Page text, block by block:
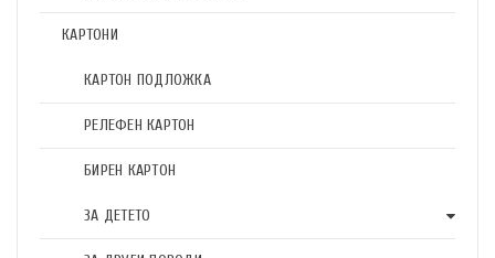
КАРТОНИ
КАРТОН ПОДЛОЖКА
РЕЛЕФЕН КАРТОН
БИРЕН КАРТОН
ЗА ДЕТЕТО